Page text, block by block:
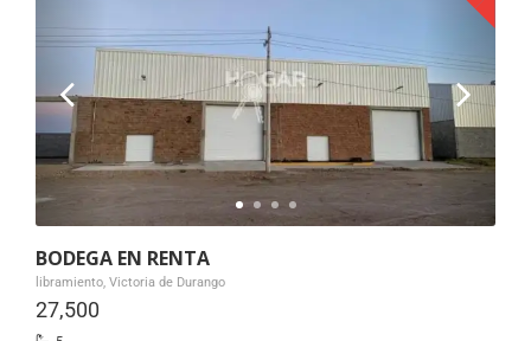
BODEGA EN RENTA
libramiento, Victoria de Durango
27,500